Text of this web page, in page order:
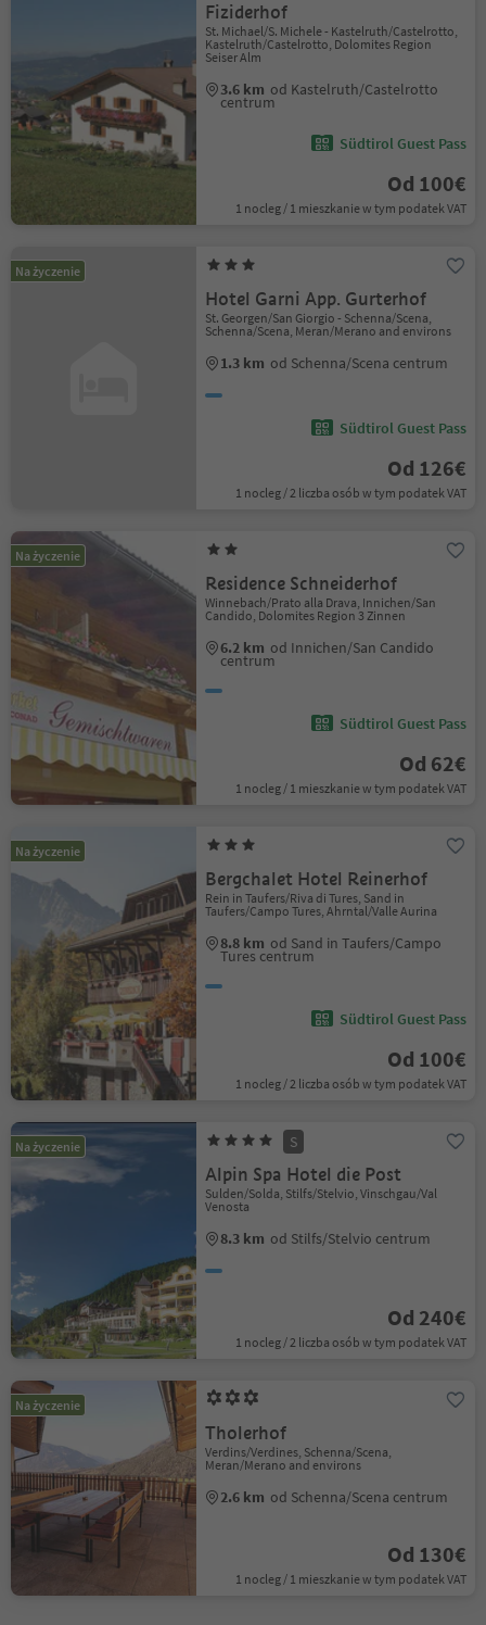
Fiziderhof
St. Michael/S. Michele - Kastelruth/Castelrotto,
Kastelruth/Castelrotto, Dolomites Region
Seiser Alm
3.6 km od Kastelruth/Castelrotto
centrum
Südtirol Guest Pass
Od 100€
1 nocleg / 1 mieszkanie w tym podatek VAT
Na życzenie
Hotel Garni App. Gurterhof
St. Georgen/San Giorgio - Schenna/Scena,
Schenna/Scena, Meran/Merano and environs
1.3 km od Schenna/Scena centrum
Südtirol Guest Pass
Od 126€
1 nocleg / 2 liczba osób w tym podatek VAT
Na życzenie
Residence Schneiderhof
Winnebach/Prato alla Drava, Innichen/San
Candido, Dolomites Region 3 Zinnen
6.2 km od Innichen/San Candido
centrum
Südtirol Guest Pass
Od 62€
1 nocleg / 1 mieszkanie w tym podatek VAT
Na życzenie
Bergchalet Hotel Reinerhof
Rein in Taufers/Riva di Tures, Sand in
Taufers/Campo Tures, Ahrntal/Valle Aurina
8.8 km od Sand in Taufers/Campo
Tures centrum
Südtirol Guest Pass
Od 100€
1 nocleg / 2 liczba osób w tym podatek VAT
Na życzenie S
Alpin Spa Hotel die Post
Sulden/Solda, Stilfs/Stelvio, Vinschgau/Val
Venosta
8.3 km od Stilfs/Stelvio centrum
Od 240€
1 nocleg / 2 liczba osób w tym podatek VAT
Na życzenie
Tholerhof
Verdins/Verdines, Schenna/Scena,
Meran/Merano and environs
2.6 km od Schenna/Scena centrum
Od 130€
1 nocleg / 1 mieszkanie w tym podatek VAT